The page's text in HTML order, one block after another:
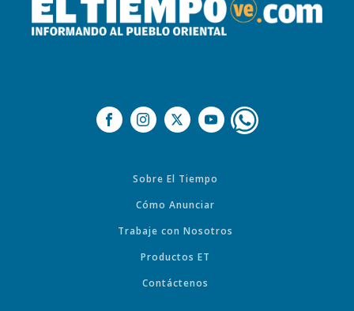
Sobre El Tiempo
Cómo Anunciar
Trabaje con Nosotros
Productos ET
Contáctenos